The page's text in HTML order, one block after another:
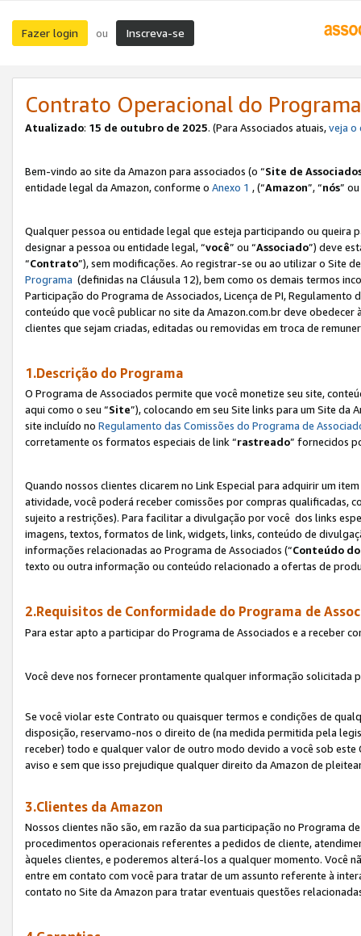
Fazer login ou Inscreva-se
Contrato Operacional do
Atualizado: 15 de outubro de 2025. (Para Associados atuais,veja o
Bem-vindo ao site da Amazon para associados (o “Site de
entidade legal da Amazon, conforme o Anexo 1 , (“Amazon”, “nós”
Qualquer pessoa ou entidade legal que esteja participando ou queira
designar a pessoa ou entidade legal, “você” ou “Associado”) deve
“Contrato”), sem modificações. Ao registrar-se ou ao utilizar o Site
Programa (definidas na Cláusula 12), bem como os demais termos
Participação do Programa de Associados, Licença de PI,
conteúdo que você publicar no site da Amazon.com.br deve
clientes que sejam criadas, editadas ou removidas em troca de
1.Descrição do Programa
O Programa de Associados permite que você monetize seu site,
aqui como o seu “Site”), colocando em seu Site links para um Site da
site incluído no Regulamento das Comissões do Programa de
corretamente os formatos especiais de link “rastreado” fornecidos
Quando nossos clientes clicarem no Link Especial para adquirir um
atividade, você poderá receber comissões por compras qualificadas,
sujeito a restrições). Para facilitar a divulgação por você dos links
imagens, textos, formatos de link, widgets, links, conteúdo de
informações relacionadas ao Programa de Associados (“Conteúdo
texto ou outra informação ou conteúdo relacionado a ofertas de
2.Requisitos de Conformidade do Programa de
Para estar apto a participar do Programa de Associados e a receber
Você deve nos fornecer prontamente qualquer informação solicitada
Se você violar este Contrato ou quaisquer termos e condições de
disposição, reservamo-nos o direito de (na medida permitida pela
receber) todo e qualquer valor de outro modo devido a você sob
aviso e sem que isso prejudique qualquer direito da Amazon de
3.Clientes da Amazon
Nossos clientes não são, em razão da sua participação no Programa
procedimentos operacionais referentes a pedidos de cliente,
àqueles clientes, e poderemos alterá-los a qualquer momento. Você
entre em contato com você para tratar de um assunto referente à
contato no Site da Amazon para tratar eventuais questões